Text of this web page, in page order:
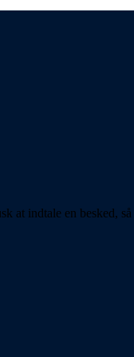
at indtale en besked,